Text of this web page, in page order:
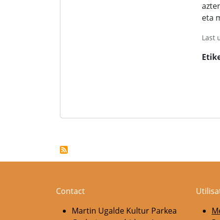
eta
Last
Contact
Martin Ugalde Kultur Parkea